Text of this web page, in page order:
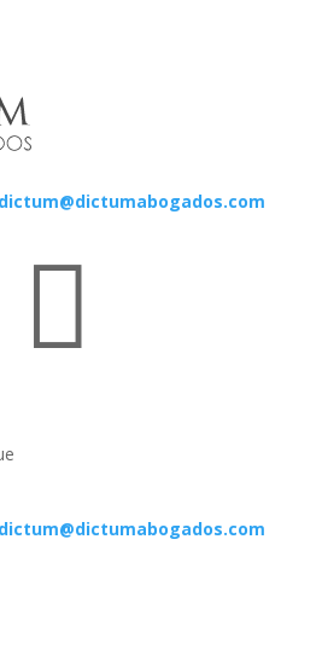
dictum@dictumabogados.com

dictum@dictumabogados.com